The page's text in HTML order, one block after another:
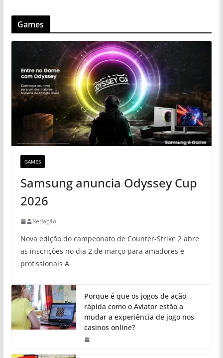
Games
GAMES
Samsung anuncia Odyssey Cup
2026
Redação
Nova edição do campeonato de Counter-Strike 2 abre
as inscrições no dia 2 de março para amadores e
profissionais A
Porque é que os jogos de ação
rápida como o Aviator estão a
mudar a experiência de jogo nos
casinos online?